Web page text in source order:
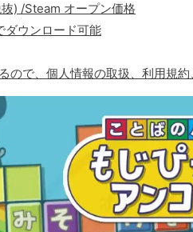
) /Steam オープン価格
ウンロード可能
ので、個人情報の取扱、利用規